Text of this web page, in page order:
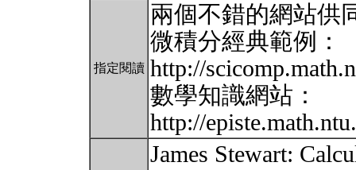
指定閱讀
兩個不錯的網站供
微積分經典範例：
http://
數學知識網站：
http://
James Stewart: